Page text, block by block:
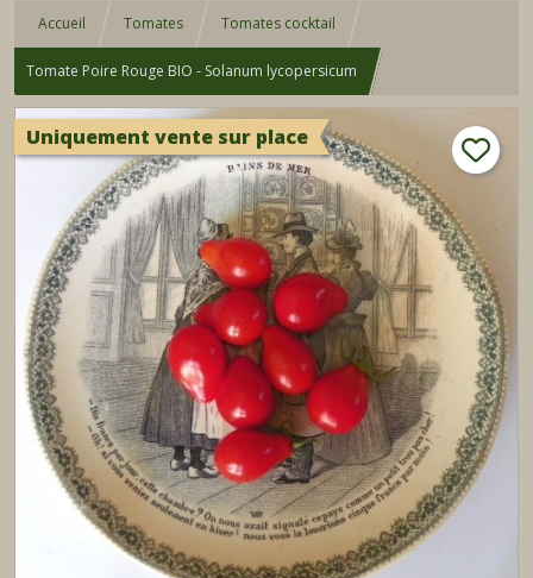
Accueil Tomates Tomates cocktail
Tomate Poire Rouge BIO - Solanum lycopersicum
Uniquement vente sur place